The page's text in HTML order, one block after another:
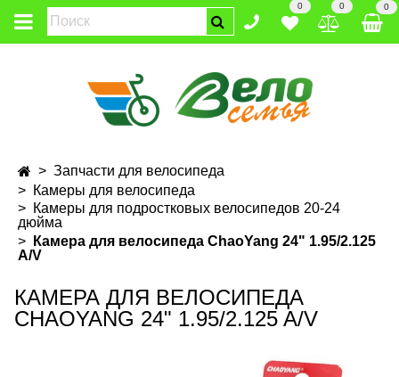
0 0 0
Запчасти для велосипеда
Камеры для велосипеда
Камеры для подростковых велосипедов 20-24
дюйма
Камера для велосипеда ChaoYang 24" 1.95/2.125
A/V
КАМЕРА ДЛЯ ВЕЛОСИПЕДА
CHAOYANG 24" 1.95/2.125 A/V